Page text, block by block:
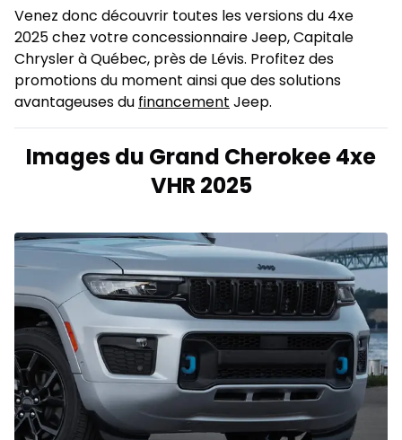
Venez donc découvrir toutes les versions du 4xe
2025 chez votre concessionnaire Jeep, Capitale
Chrysler à Québec, près de Lévis. Profitez des
promotions du moment ainsi que des solutions
avantageuses du financement Jeep.
Images du Grand Cherokee 4xe
VHR 2025